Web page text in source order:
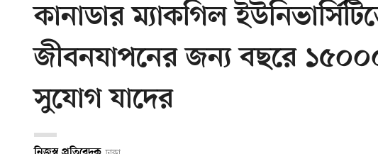
কানাডার ম্যাকগিল
জীবনযাপনের জন্য বছরে
সুযোগ যাদের